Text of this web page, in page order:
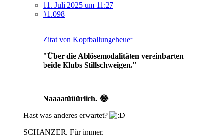
11. Juli 2025 um 11:27
#1.098
Zitat von Kopfballungeheuer
"Über die Ablösemodalitäten vereinbarten
beide Klubs Stillschweigen."
Naaaatüüürlich. 😂
Hast was anderes erwartet?
SCHANZER. Für immer.